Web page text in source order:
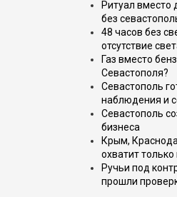
Ритуал вместо
без
48 часов без
отсутствие
Газ вместо
Севастополя?
Севастополь
наблюдения и
Севастополь
бизнеса
Крым,
охватит
Ручьи под
прошли